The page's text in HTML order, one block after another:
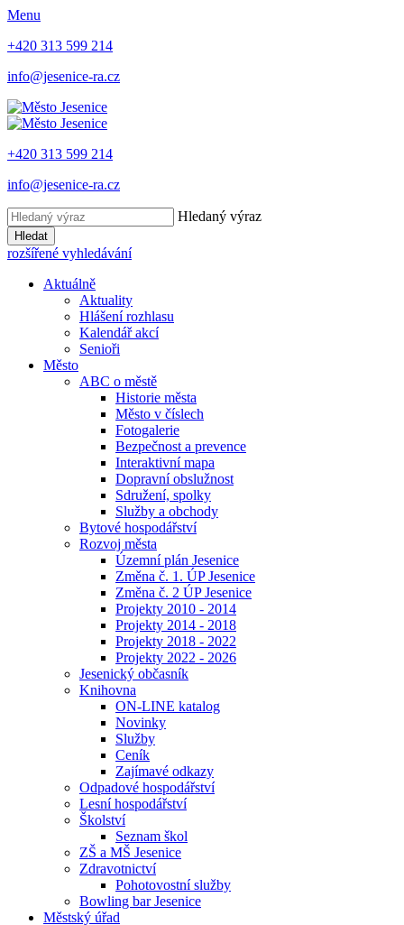
Menu
+420 313 599 214
info@jesenice-ra.cz
+420 313 599 214
info@jesenice-ra.cz
Hledaný výraz
Hledat
rozšířené vyhledávání
Aktuálně
Aktuality
Hlášení rozhlasu
Kalendář akcí
Senioři
Město
ABC o městě
Historie města
Město v číslech
Fotogalerie
Bezpečnost a prevence
Interaktivní mapa
Dopravní obslužnost
Sdružení, spolky
Služby a obchody
Bytové hospodářství
Rozvoj města
Územní plán Jesenice
Změna č. 1. ÚP Jesenice
Změna č. 2 ÚP Jesenice
Projekty 2010 - 2014
Projekty 2014 - 2018
Projekty 2018 - 2022
Projekty 2022 - 2026
Jesenický občasník
Knihovna
ON-LINE katalog
Novinky
Služby
Ceník
Zajímavé odkazy
Odpadové hospodářství
Lesní hospodářství
Školství
Seznam škol
ZŠ a MŠ Jesenice
Zdravotnictví
Pohotovostní služby
Bowling bar Jesenice
Městský úřad